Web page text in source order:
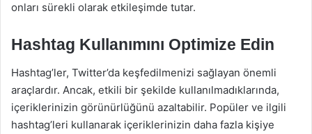
onları sürekli olarak etkileşimde tutar.
Hashtag Kullanımını Optimize Edin
Hashtag’ler, Twitter’da keşfedilmenizi sağlayan önemli
araçlardır. Ancak, etkili bir şekilde kullanılmadıklarında,
içeriklerinizin görünürlüğünü azaltabilir. Popüler ve ilgili
hashtag’leri kullanarak içeriklerinizin daha fazla kişiye